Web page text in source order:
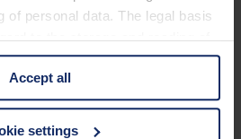
of personal data. The legal basis
to the storage and reading of
1 TDDDG and with regard to
data Art. 6 para. 1 lit. a
from third-party providers.
under "Details". In these
Accept all
settings